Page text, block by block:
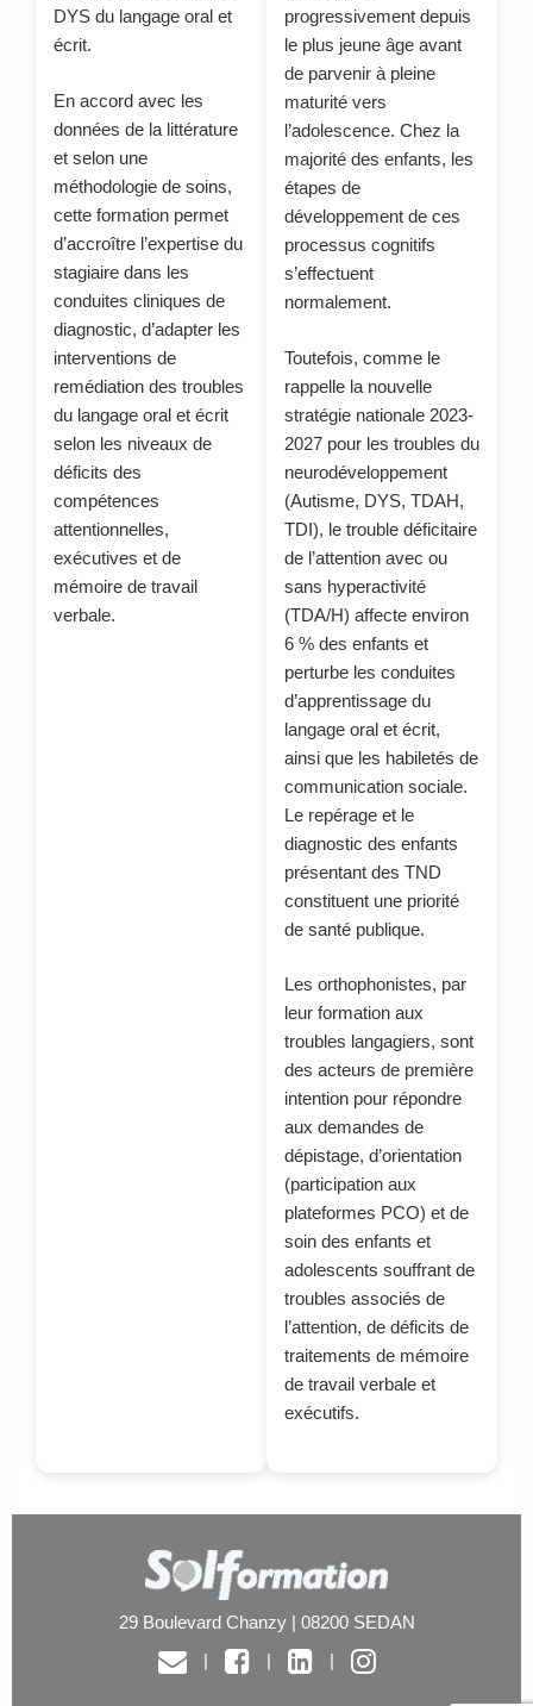
DYS du langage oral et
écrit.
En accord avec les
données de la littérature
et selon une
méthodologie de soins,
cette formation permet
d’accroître l’expertise du
stagiaire dans les
conduites cliniques de
diagnostic, d’adapter les
interventions de
remédiation des troubles
du langage oral et écrit
selon les niveaux de
déficits des
compétences
attentionnelles,
exécutives et de
mémoire de travail
verbale.
progressivement depuis
le plus jeune âge avant
de parvenir à pleine
maturité vers
l’adolescence. Chez la
majorité des enfants, les
étapes de
développement de ces
processus cognitifs
s’effectuent
normalement.
Toutefois, comme le
rappelle la nouvelle
stratégie nationale 2023-
2027 pour les troubles du
neurodéveloppement
(Autisme, DYS, TDAH,
TDI), le trouble déficitaire
de l’attention avec ou
sans hyperactivité
(TDA/H) affecte environ
6 % des enfants et
perturbe les conduites
d’apprentissage du
langage oral et écrit,
ainsi que les habiletés de
communication sociale.
Le repérage et le
diagnostic des enfants
présentant des TND
constituent une priorité
de santé publique.
Les orthophonistes, par
leur formation aux
troubles langagiers, sont
des acteurs de première
intention pour répondre
aux demandes de
dépistage, d’orientation
(participation aux
plateformes PCO) et de
soin des enfants et
adolescents souffrant de
troubles associés de
l’attention, de déficits de
traitements de mémoire
de travail verbale et
exécutifs.
29 Boulevard Chanzy | 08200 SEDAN
|
| |